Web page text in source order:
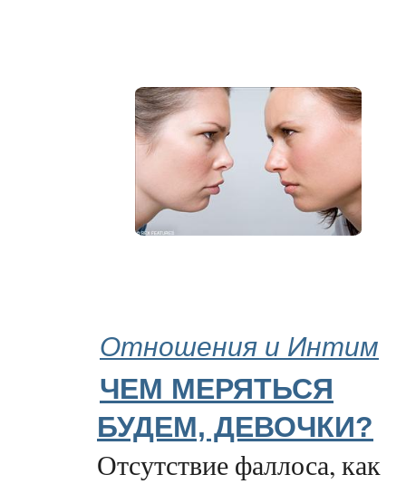
Отношения и Интим
ЧЕМ МЕРЯТЬСЯ
БУДЕМ, ДЕВОЧКИ?
Отсутствие фаллоса, как